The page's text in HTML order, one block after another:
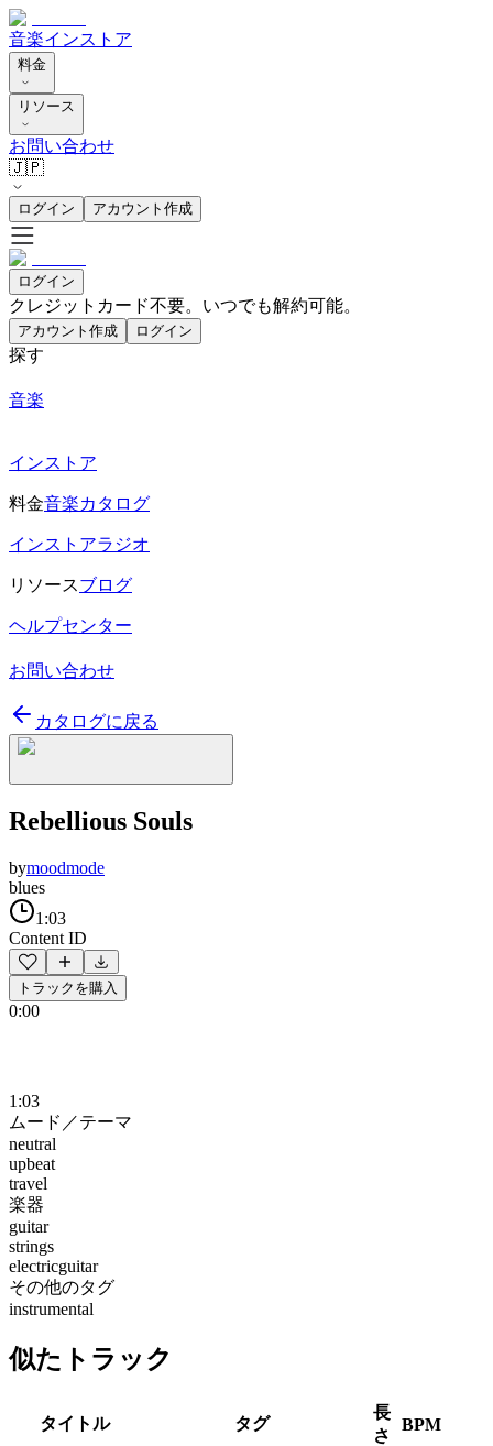
音楽インストア
料金
リソース
お問い合わせ
🇯🇵
ログイン アカウント作成
ログイン
クレジットカード不要。いつでも解約可能。
アカウント作成 ログイン
探す
音楽
インストア
料金音楽カタログ
インストアラジオ
リソースブログ
ヘルプセンター
お問い合わせ
カタログに戻る
Rebellious Souls
bymoodmode
blues
1:03
Content ID
トラックを購入
0:00
1:03
ムード／テーマ
neutral
upbeat
travel
楽器
guitar
strings
electricguitar
その他のタグ
instrumental
似たトラック
タイトル タグ
長
さ
BPM